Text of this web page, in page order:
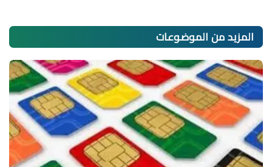
المزيد منالموضوعات